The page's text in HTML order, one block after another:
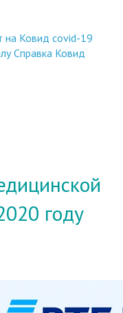
на Ковид covid-19
Справка Ковид
году